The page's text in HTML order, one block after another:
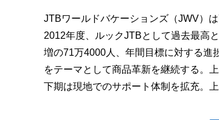
JTBワールドバケーションズ（JWV）
2012年度、ルックJTBとして過去最高
増の71万4000人、年間目標に対する進
をテーマとして商品革新を継続する。
下期は現地でのサポート体制を拡充。